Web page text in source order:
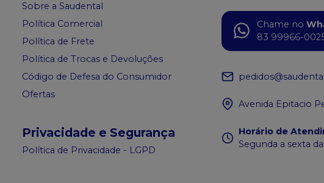
Sobre a Saudental
Política Comercial
Política de Frete
Política de Trocas e Devoluções
Código de Defesa do Consumidor
Ofertas
Privacidade e Segurança
Política de Privacidade - LGPD
Chame no
83 99966-
Avenida Epitacio
Horário de
Segunda a sexta